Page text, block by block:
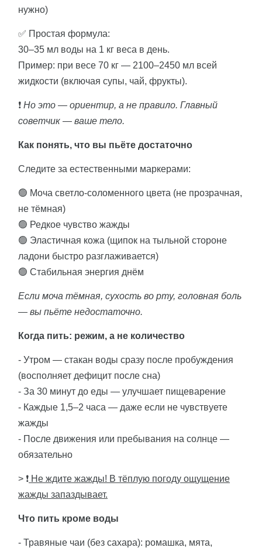
нужно)
✅ Простая формула:
30–35 мл воды на 1 кг веса в день.
Пример: при весе 70 кг — 2100–2450 мл всей
жидкости (включая супы, чай, фрукты).
❗ Но это — ориентир, а не правило. Главный
советчик — ваше тело.
Как понять, что вы пьёте достаточно
Следите за естественными маркерами:
🟢 Моча светло-соломенного цвета (не прозрачная,
не тёмная)
🟢 Редкое чувство жажды
🟢 Эластичная кожа (щипок на тыльной стороне
ладони быстро разглаживается)
🟢 Стабильная энергия днём
Если моча тёмная, сухость во рту, головная боль
— вы пьёте недостаточно.
Когда пить: режим, а не количество
- Утром — стакан воды сразу после пробуждения
(восполняет дефицит после сна)
- За 30 минут до еды — улучшает пищеварение
- Каждые 1,5–2 часа — даже если не чувствуете
жажды
- После движения или пребывания на солнце —
обязательно
> ❗ Не ждите жажды! В тёплую погоду ощущение
жажды запаздывает.
Что пить кроме воды
- Травяные чаи (без сахара): ромашка, мята,